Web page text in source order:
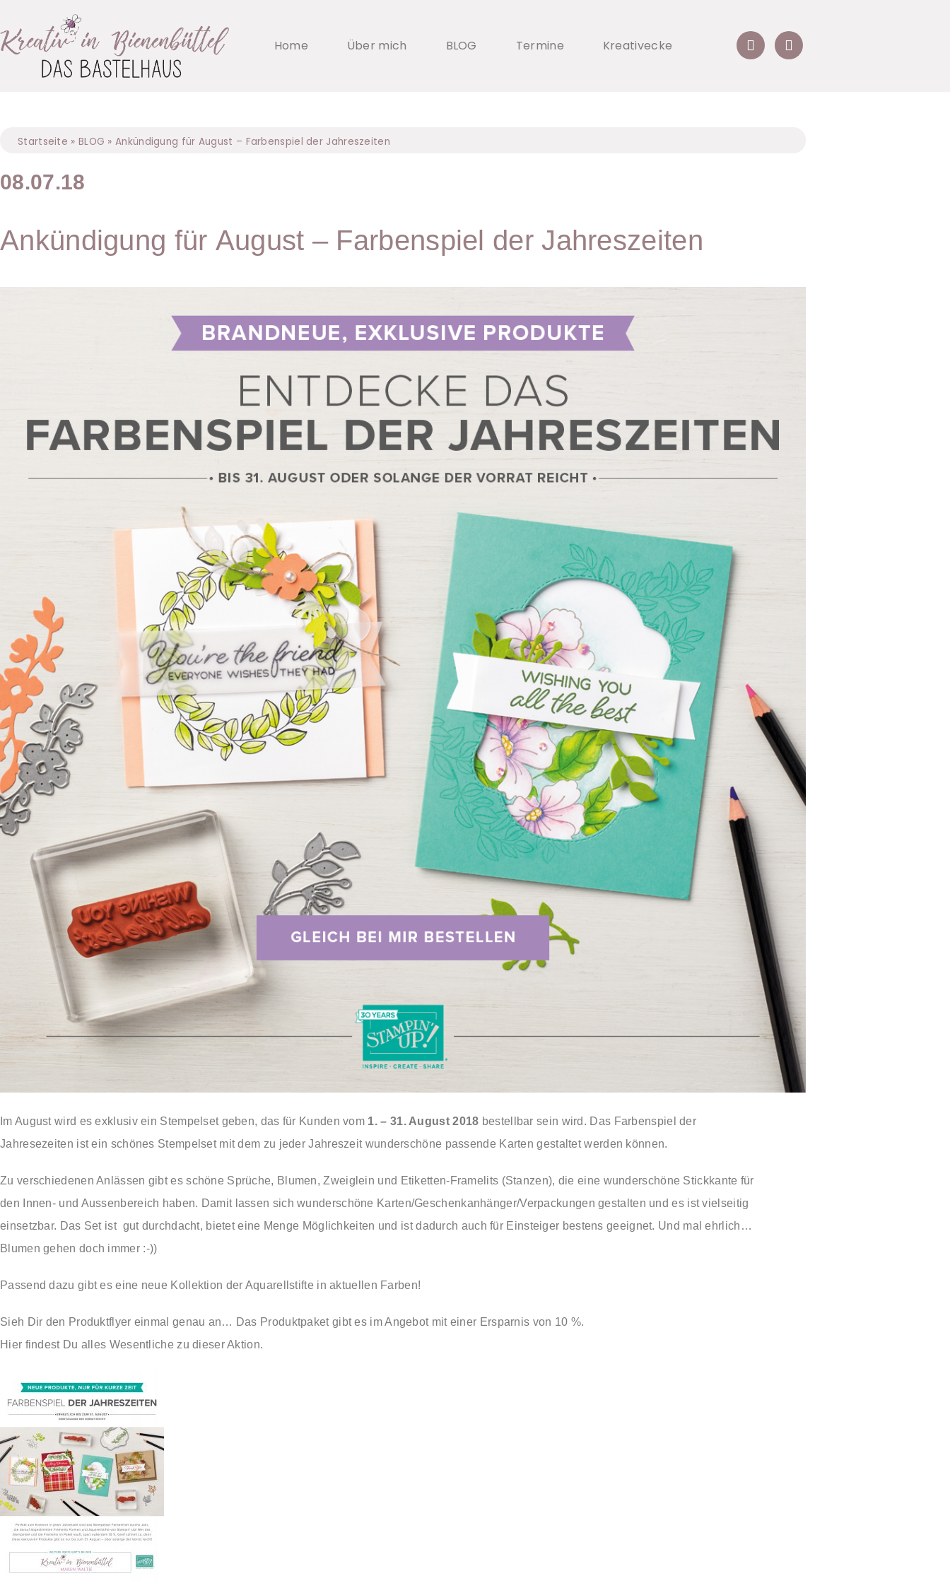
Home Über mich BLOG Termine Kreativecke
Startseite » BLOG »Ankündigung für August – Farbenspiel der Jahreszeiten
08.07.18
Ankündigung für August – Farbenspiel der Jahreszeiten
Im August wird es exklusiv ein Stempelset geben, das für Kunden vom 1. – 31. August 2018 bestellbar sein wird. Das Farbenspiel der
Jahresezeiten ist ein schönes Stempelset mit dem zu jeder Jahreszeit wunderschöne passende Karten gestaltet werden können.
Zu verschiedenen Anlässen gibt es schöne Sprüche, Blumen, Zweiglein und Etiketten-Framelits (Stanzen), die eine wunderschöne Stickkante für
den Innen- und Aussenbereich haben. Damit lassen sich wunderschöne Karten/Geschenkanhänger/Verpackungen gestalten und es ist vielseitig
einsetzbar. Das Set ist gut durchdacht, bietet eine Menge Möglichkeiten und ist dadurch auch für Einsteiger bestens geeignet. Und mal ehrlich…
Blumen gehen doch immer :-))
Passend dazu gibt es eine neue Kollektion der Aquarellstifte in aktuellen Farben!
Sieh Dir den Produktflyer einmal genau an… Das Produktpaket gibt es im Angebot mit einer Ersparnis von 10 %.
Hier findest Du alles Wesentliche zu dieser Aktion.